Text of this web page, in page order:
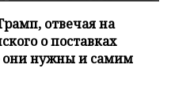
отвечая на
о поставках
они нужны и самим